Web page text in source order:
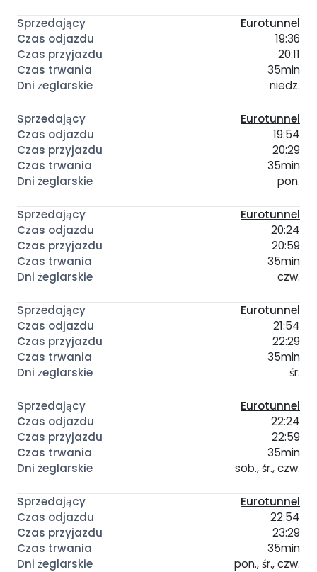
Eurotunnel
19:36
20:11
35min
niedz.
Eurotunnel
19:54
20:29
35min
pon.
Eurotunnel
20:24
20:59
35min
czw.
Eurotunnel
21:54
22:29
35min
śr.
Eurotunnel
22:24
22:59
35min
sob., śr., czw.
Eurotunnel
22:54
23:29
35min
pon., śr., czw.